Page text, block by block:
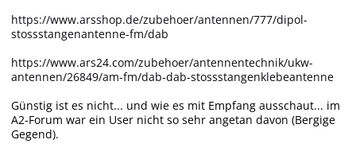
https://www.arsshop.de/zubehoer/antennen/777/dipol-
stossstangenantenne-fm/dab
https://www.ars24.com/zubehoer/antennentechnik/ukw-
antennen/26849/am-fm/dab-dab-stossstangenklebeantenne
Günstig ist es nicht... und wie es mit Empfang ausschaut... im
A2-Forum war ein User nicht so sehr angetan davon (Bergige
Gegend).